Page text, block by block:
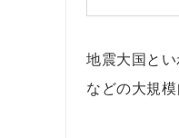
地震大国と
などの大規